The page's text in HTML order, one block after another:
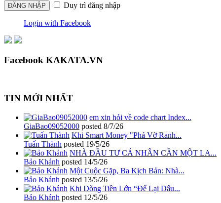
Duy trì đăng nhập
Login with Facebook
Facebook KAKATA.VN
TIN MỚI NHẤT
em xin hỏi về code chart Index...
GiaBao09052000 posted 8/7/26
Khi Smart Money "Phá Vỡ Ranh...
Tuấn Thành posted 19/5/26
NHÀ ĐẦU TƯ CÁ NHÂN CẦN MỘT LA...
Bảo Khánh posted 14/5/26
Một Cuộc Gặp, Ba Kịch Bản: Nhà...
Bảo Khánh posted 13/5/26
Khi Dòng Tiền Lớn “Để Lại Dấu...
Bảo Khánh posted 12/5/26